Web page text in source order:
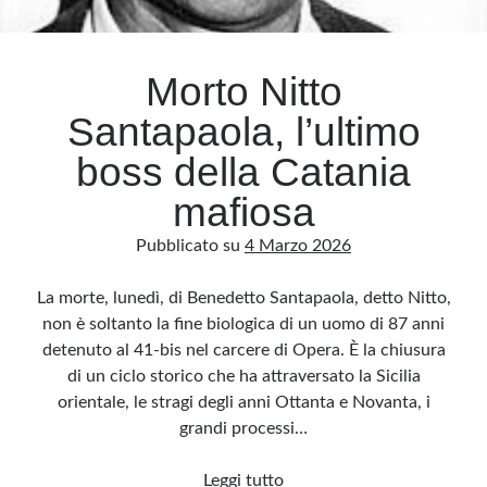
Categorie
senza alcuna periodicità. Non può pertanto considerarsi un prodotto editoriale ai
sensi della legge n· 62 del 7.03.2001. L’autore non è responsabile di quanto
pubblicato dai lettori nei commenti ai vari post. Saranno comunque cancellati quelli
ritenuti offensivi o lesivi dell’immagine o dell’onorabilità di terzi, di genere spam,
razzisti o che contengano dati personali non conformi al rispetto delle norme sulla
privacy. Alcune immagini inserite in questo blog sono tratte da Internet e, pertanto,
considerate di pubblico dominio. Qualora la loro pubblicazione violasse eventuali
diritti d’autore, vi invito a comunicarlo via e-mail a info[at]dinovalle.it e saranno
immediatamente rimosse. L’autore del blog non è responsabile dei siti collegati
Morto Nitto
Santapaola, l’ultimo
boss della Catania
mafiosa
Pubblicato su 4 Marzo 2026
La morte, lunedì, di Benedetto Santapaola, detto Nitto,
non è soltanto la fine biologica di un uomo di 87 anni
detenuto al 41-bis nel carcere di Opera. È la chiusura
di un ciclo storico che ha attraversato la Sicilia
orientale, le stragi degli anni Ottanta e Novanta, i
grandi processi…
Leggi tuttoMorto